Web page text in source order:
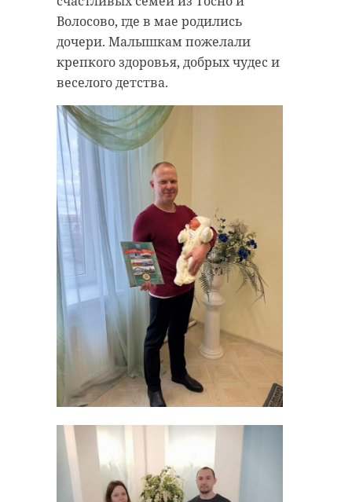
Волосово, где в мае родились
дочери. Малышкам пожелали
крепкого здоровья, добрых чудес и
веселого детства.